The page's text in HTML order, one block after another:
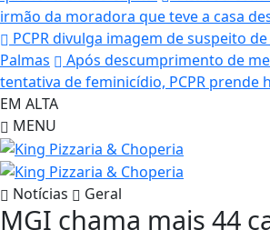
irmão da moradora que teve a casa
PCPR divulga imagem de suspeito
Palmas
Após descumprimento de
tentativa de feminicídio, PCPR prende
EM ALTA
MENU
Notícias Geral
MGI chama mais 44